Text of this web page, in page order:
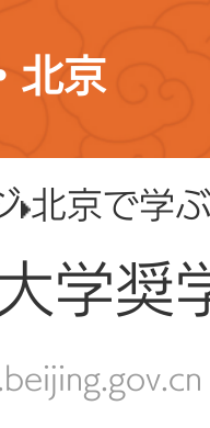
北京
北京で学
学奨